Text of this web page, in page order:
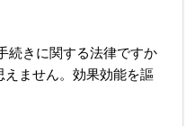
続きに関する法律ですか
ません。効果効能を謳